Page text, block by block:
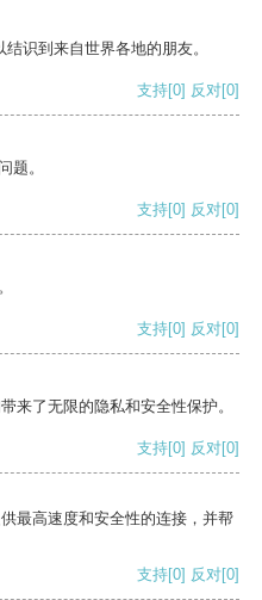
识到来自世界各地的朋友。
支持[0] 反对[0]
题。
支持[0] 反对[0]
支持[0] 反对[0]
来了无限的隐私和安全性保护。
支持[0] 反对[0]
最高速度和安全性的连接，并帮
支持[0] 反对[0]